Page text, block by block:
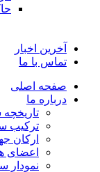
آخرین اخبار
تماس با ما
صفحه اصلی
درباره ما
ترکیب
ارکان
اعضای
نمودار